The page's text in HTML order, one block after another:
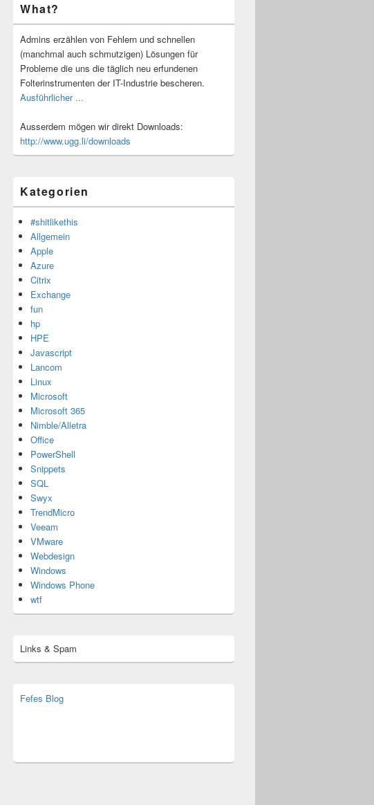
Seitenleisten-
Widgetbereich
What?
Admins erzählen von Fehlern und schnellen
(manchmal auch schmutzigen) Lösungen für
Probleme die uns die täglich neu erfundenen
Folterinstrumenten der IT-Industrie bescheren.
Ausführlicher ...
Ausserdem mögen wir direkt Downloads:
http://www.ugg.li/downloads
Kategorien
#shitlikethis
Allgemein
Apple
Azure
Citrix
Exchange
fun
hp
HPE
Javascript
Lancom
Linux
Microsoft
Microsoft 365
Nimble/Alletra
Office
PowerShell
Snippets
SQL
Swyx
TrendMicro
Veeam
VMware
Webdesign
Windows
Windows Phone
wtf
Links & Spam
Fefes Blog